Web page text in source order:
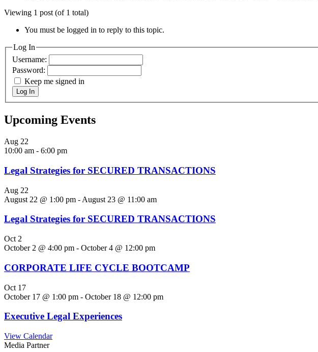
Viewing 1 post (of 1 total)
You must be logged in to reply to this topic.
Log In
Username:
Password:
Keep me signed in
Log In
Upcoming Events
Aug 22
10:00 am - 6:00 pm
Legal Strategies for SECURED TRANSACTIONS
Aug 22
August 22 @ 1:00 pm - August 23 @ 11:00 am
Legal Strategies for SECURED TRANSACTIONS
Oct 2
October 2 @ 4:00 pm - October 4 @ 12:00 pm
CORPORATE LIFE CYCLE BOOTCAMP
Oct 17
October 17 @ 1:00 pm - October 18 @ 12:00 pm
Executive Legal Experiences
View Calendar
Media Partner